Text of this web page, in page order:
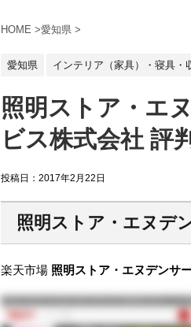
HOME >愛知県 >
愛知県 インテリア（家具）・寝具・
照明ストア・エ
ビス株式会社 評
投稿日： 2017年2月22日
照明ストア・エヌデ
楽天市場 照明ストア・エヌデンサ